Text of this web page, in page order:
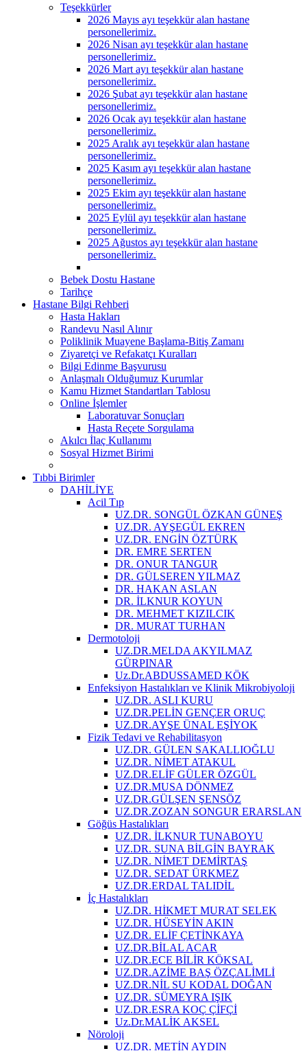
Teşekkürler
2026 Mayıs ayı teşekkür alan hastane
personellerimiz.
2026 Nisan ayı teşekkür alan hastane
personellerimiz.
2026 Mart ayı teşekkür alan hastane
personellerimiz.
2026 Şubat ayı teşekkür alan hastane
personellerimiz.
2026 Ocak ayı teşekkür alan hastane
personellerimiz.
2025 Aralık ayı teşekkür alan hastane
personellerimiz.
2025 Kasım ayı teşekkür alan hastane
personellerimiz.
2025 Ekim ayı teşekkür alan hastane
personellerimiz.
2025 Eylül ayı teşekkür alan hastane
personellerimiz.
2025 Ağustos ayı teşekkür alan hastane
personellerimiz.
Bebek Dostu Hastane
Tarihçe
Hastane Bilgi Rehberi
Hasta Hakları
Randevu Nasıl Alınır
Poliklinik Muayene Başlama-Bitiş Zamanı
Ziyaretçi ve Refakatçı Kuralları
Bilgi Edinme Başvurusu
Anlaşmalı Olduğumuz Kurumlar
Kamu Hizmet Standartları Tablosu
Online İşlemler
Laboratuvar Sonuçları
Hasta Reçete Sorgulama
Akılcı İlaç Kullanımı
Sosyal Hizmet Birimi
Tıbbi Birimler
DAHİLİYE
Acil Tıp
UZ.DR. SONGÜL ÖZKAN GÜNEŞ
UZ.DR. AYŞEGÜL EKREN
UZ.DR. ENGİN ÖZTÜRK
DR. EMRE SERTEN
DR. ONUR TANGUR
DR. GÜLSEREN YILMAZ
DR. HAKAN ASLAN
DR. İLKNUR KOYUN
DR. MEHMET KIZILCIK
DR. MURAT TURHAN
Dermotoloji
UZ.DR.MELDA AKYILMAZ
GÜRPINAR
Uz.Dr.ABDUSSAMED KÖK
Enfeksiyon Hastalıkları ve Klinik Mikrobiyoloji
UZ.DR. ASLI KURU
UZ.DR.PELİN GENÇER ORUÇ
UZ.DR.AYŞE ÜNAL EŞİYOK
Fizik Tedavi ve Rehabilitasyon
UZ.DR. GÜLEN SAKALLIOĞLU
UZ.DR. NİMET ATAKUL
UZ.DR.ELİF GÜLER ÖZGÜL
UZ.DR.MUSA DÖNMEZ
UZ.DR.GÜLŞEN ŞENSÖZ
UZ.DR.ZOZAN SONGUR ERARSLAN
Göğüs Hastalıkları
UZ.DR. İLKNUR TUNABOYU
UZ.DR. SUNA BİLGİN BAYRAK
UZ.DR. NİMET DEMİRTAŞ
UZ.DR. SEDAT ÜRKMEZ
UZ.DR.ERDAL TALIDİL
İç Hastalıkları
UZ.DR. HİKMET MURAT SELEK
UZ.DR. HÜSEYİN AKIN
UZ.DR. ELİF ÇETİNKAYA
UZ.DR.BİLAL ACAR
UZ.DR.ECE BİLİR KÖKSAL
UZ.DR.AZİME BAŞ ÖZÇALİMLİ
UZ.DR.NİL SU KODAL DOĞAN
UZ.DR. SÜMEYRA IŞIK
UZ.DR.ESRA KOÇ ÇİFÇİ
Uz.Dr.MALİK AKSEL
Nöroloji
UZ.DR. METİN AYDIN